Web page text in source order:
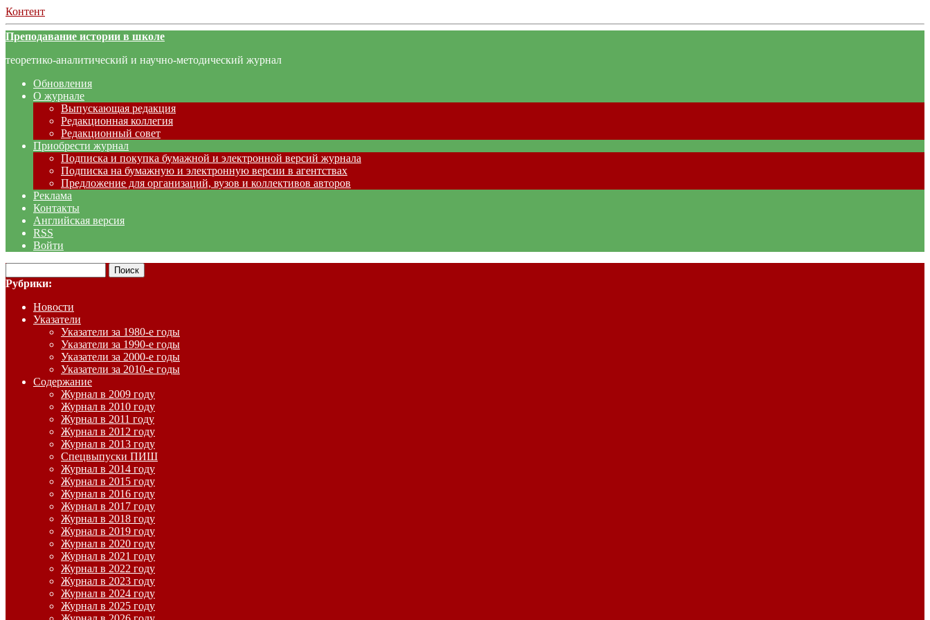
Контент
Преподавание истории в школе
теоретико-аналитический и научно-методический журнал
Обновления
О журнале
Выпускающая редакция
Редакционная коллегия
Редакционный совет
Приобрести журнал
Подписка и покупка бумажной и электронной версий журнала
Подписка на бумажную и электронную версии в агентствах
Предложение для организаций, вузов и коллективов авторов
Реклама
Контакты
Английская версия
RSS
Войти
Рубрики:
Новости
Указатели
Указатели за 1980-е годы
Указатели за 1990-е годы
Указатели за 2000-е годы
Указатели за 2010-е годы
Содержание
Журнал в 2009 году
Журнал в 2010 году
Журнал в 2011 году
Журнал в 2012 году
Журнал в 2013 году
Спецвыпуски ПИШ
Журнал в 2014 году
Журнал в 2015 году
Журнал в 2016 году
Журнал в 2017 году
Журнал в 2018 году
Журнал в 2019 году
Журнал в 2020 году
Журнал в 2021 году
Журнал в 2022 году
Журнал в 2023 году
Журнал в 2024 году
Журнал в 2025 году